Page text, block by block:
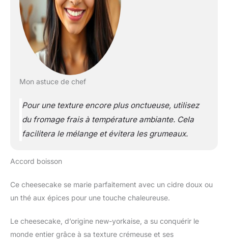
Mon astuce de chef
Pour une texture encore plus onctueuse, utilisez
du fromage frais à température ambiante. Cela
facilitera le mélange et évitera les grumeaux.
Accord boisson
Ce cheesecake se marie parfaitement avec un cidre doux ou
un thé aux épices pour une touche chaleureuse.
Le cheesecake, d’origine new-yorkaise, a su conquérir le
monde entier grâce à sa texture crémeuse et ses